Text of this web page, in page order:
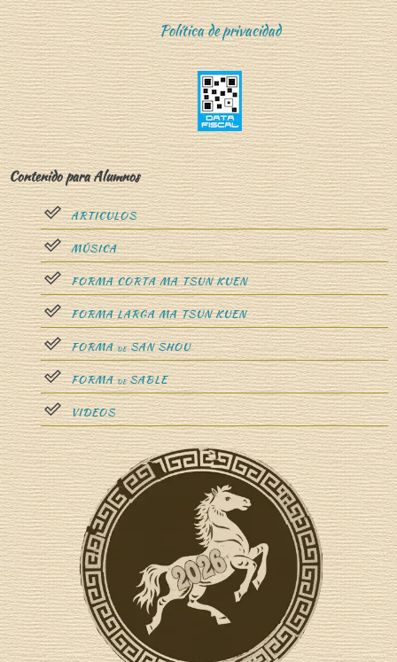
Política de privacidad
Contenido para Alumnos
ARTICULOS
MÚSICA
FORMA CORTA MA TSUN KUEN
FORMA LARGA MA TSUN KUEN
FORMADESAN SHOU
FORMADESABLE
VIDEOS